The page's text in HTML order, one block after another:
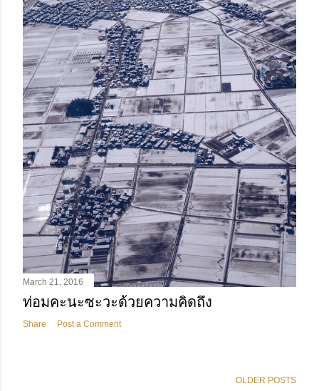
March 21, 2016
ท่อมคะนะซะวะด้วยความคิดถึง
Share Post a Comment
OLDER POSTS